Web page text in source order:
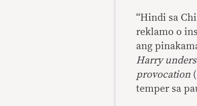
“Hindi sa
reklamo o
ang
Harry
provocation
temper sa